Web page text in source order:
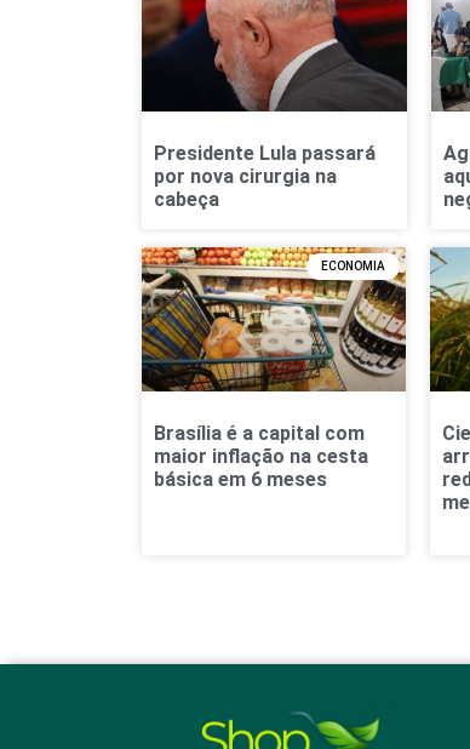
Presidente Lula passará
por nova cirurgia na
cabeça
ECONOMIA
Brasília é a capital com
maior inflação na cesta
básica em 6 meses